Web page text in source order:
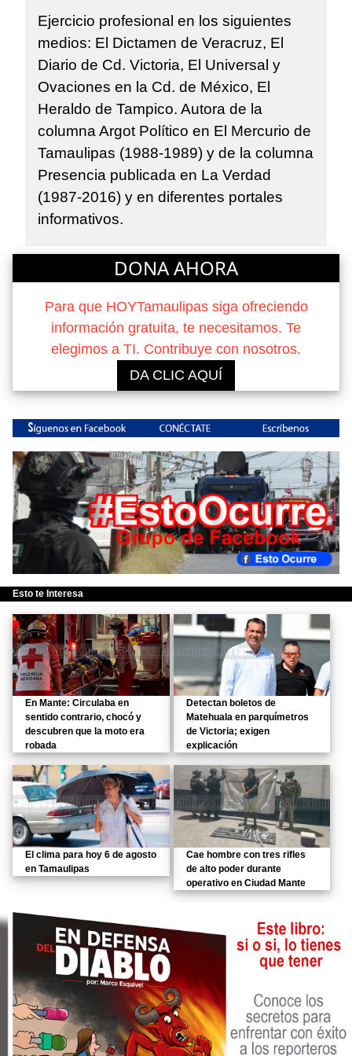
Ejercicio profesional en los siguientes
medios: El Dictamen de Veracruz, El
Diario de Cd. Victoria, El Universal y
Ovaciones en la Cd. de México, El
Heraldo de Tampico. Autora de la
columna Argot Político en El Mercurio de
Tamaulipas (1988-1989) y de la columna
Presencia publicada en La Verdad
(1987-2016) y en diferentes portales
informativos.
DONA AHORA
Para que HOYTamaulipas siga ofreciendo
información gratuita, te necesitamos. Te
elegimos a TI. Contribuye con nosotros.
DA CLIC AQUÍ
Esto te Interesa
En Mante: Circulaba en
sentido contrario, chocó y
descubren que la moto era
robada
Detectan boletos de
Matehuala en parquímetros
de Victoria; exigen
explicación
El clima para hoy 6 de agosto
en Tamaulipas
Cae hombre con tres rifles
de alto poder durante
operativo en Ciudad Mante